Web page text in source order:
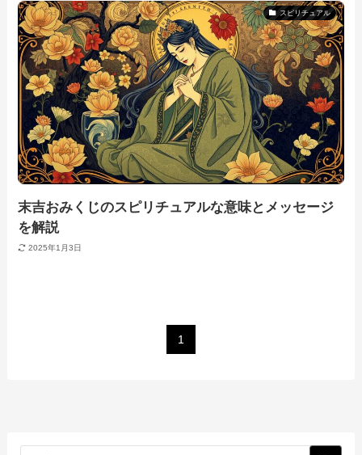
スピリチュアル
末吉おみくじのスピリチュアルな意味とメッセージ
を解説
2025年1月3日
1